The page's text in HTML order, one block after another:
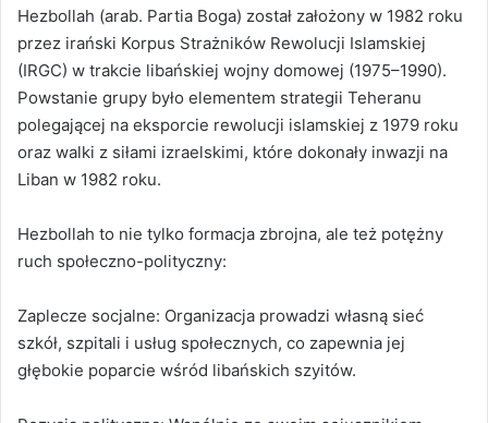
Hezbollah (arab. Partia Boga) został założony w 1982 roku
przez irański Korpus Strażników Rewolucji Islamskiej
(IRGC) w trakcie libańskiej wojny domowej (1975–1990).
Powstanie grupy było elementem strategii Teheranu
polegającej na eksporcie rewolucji islamskiej z 1979 roku
oraz walki z siłami izraelskimi, które dokonały inwazji na
Liban w 1982 roku.
Hezbollah to nie tylko formacja zbrojna, ale też potężny
ruch społeczno-polityczny:
Zaplecze socjalne: Organizacja prowadzi własną sieć
szkół, szpitali i usług społecznych, co zapewnia jej
głębokie poparcie wśród libańskich szyitów.